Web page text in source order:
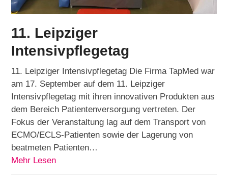
11. Leipziger
Intensivpflegetag
11. Leipziger Intensivpflegetag Die Firma TapMed war
am 17. September auf dem 11. Leipziger
Intensivpflegetag mit ihren innovativen Produkten aus
dem Bereich Patientenversorgung vertreten. Der
Fokus der Veranstaltung lag auf dem Transport von
ECMO/ECLS-Patienten sowie der Lagerung von
beatmeten Patienten…
Mehr Lesen